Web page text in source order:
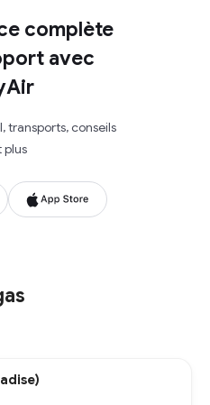
complète
avec
transports, conseils
plus